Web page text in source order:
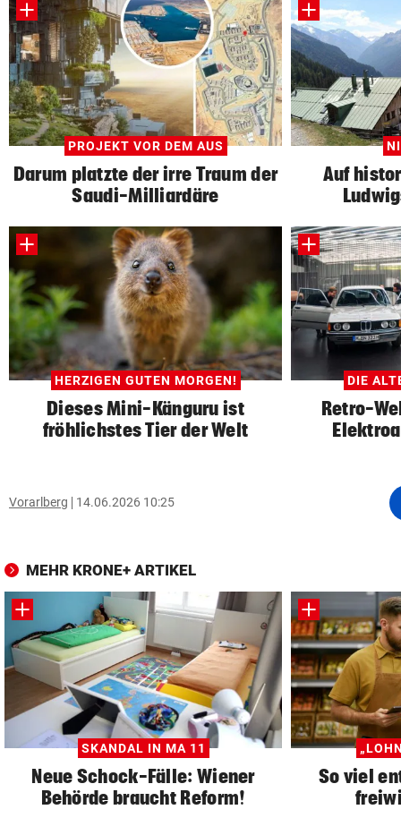
PROJEKT VOR DEM AUS
Darum platzte der irre Traum der
Saudi-Milliardäre
Auf
HERZIGEN GUTEN MORGEN!
Dieses Mini-Känguru ist
fröhlichstes Tier der Welt
DIE
Retro-
Vorarlberg 14.06.2026 10:25
MEHR KRONE+ ARTIKEL
SKANDAL IN MA 11
Neue Schock-Fälle: Wiener
Behörde braucht Reform!
So viel